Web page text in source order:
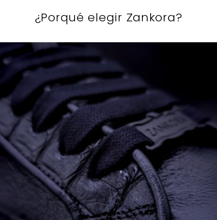
¿Porqué elegir Zankora?